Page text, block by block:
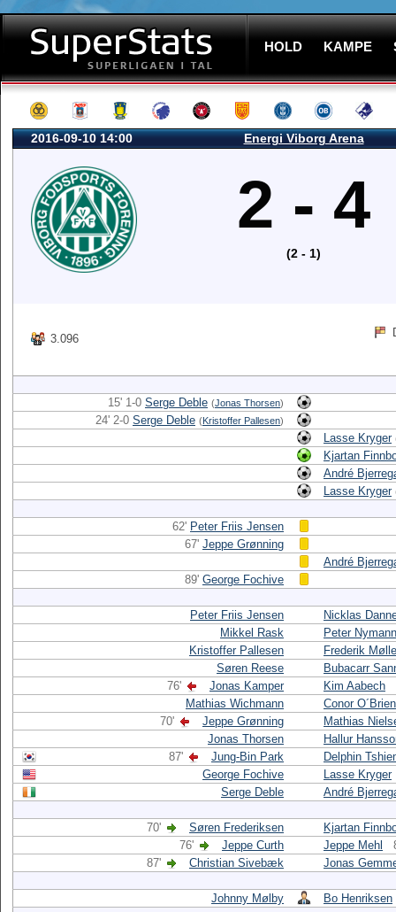
HOLD KAMPE
2016-09-10 14:00 Energi Viborg Arena
2 - 4
(2 - 1)
3.096
15' 1-0 Serge Deble (Jonas Thorsen)
24' 2-0 Serge Deble (Kristoffer Pallesen)
Lasse Kryger
Kjartan
André
Lasse Kryger
62' Peter Friis Jensen
67' Jeppe Grønning
André
89' George Fochive
Peter Friis Jensen
Nicklas
Mikkel Rask
Peter Nymann
Kristoffer Pallesen
Frederik
Søren Reese
Bubacarr
76'
Jonas Kamper
Kim Aabech
Mathias Wichmann
Conor O´Brien
70'
Jeppe Grønning
Mathias
Jonas Thorsen
Hallur
87'
Jung-Bin Park
Delphin
George Fochive
Lasse Kryger
Serge Deble
André
70' Søren Frederiksen
Kjartan
76'
Jeppe Curth Jeppe Mehl
87'
Christian Sivebæk Jonas
Johnny Mølby Bo Henriksen